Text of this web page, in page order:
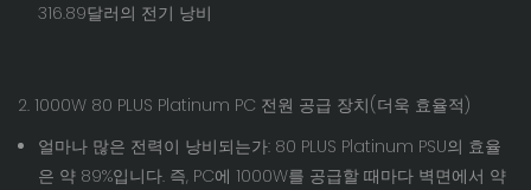
316.89달러의 전기 낭비
2. 1000W 80 PLUS Platinum PC 전원 공급 장치(더욱 효율적)
얼마나 많은 전력이 낭비되는가: 80 PLUS Platinum PSU의 효율
은 약 89%입니다. 즉, PC에 1000W를 공급할 때마다 벽면에서 약